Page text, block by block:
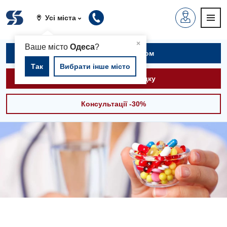
Усі міста
×
Ваше містоОдеса?
Так Вибрати інше місто
Записатися на прийом
Викликати швидку
Консультації -30%